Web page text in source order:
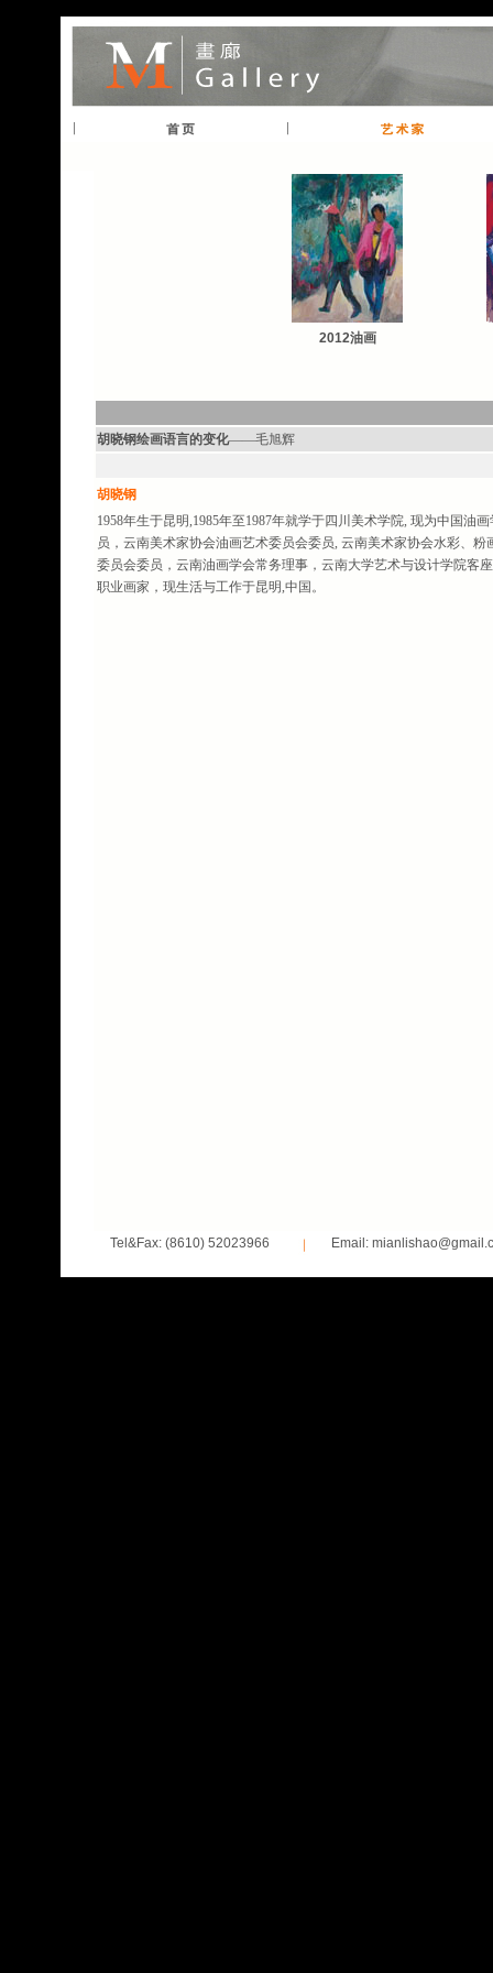
2012油画
胡晓钢绘画语言的变化——毛旭辉
胡晓钢
1958年生于昆明,1985年至1987年就学于四川美术学院, 现为中国油
员，云南美术家协会油画艺术委员会委员, 云南美术家协会水彩、粉
委员会委员，云南油画学会常务理事，云南大学艺术与设计学院客
职业画家，现生活与工作于昆明,中国。
Tel&Fax: (8610) 52023966 Email: